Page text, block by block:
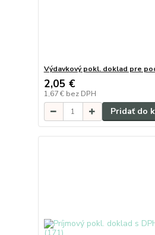
Výdavkový pokl. doklad pre
2,05 €
1,67 € bez DPH
Pridať do